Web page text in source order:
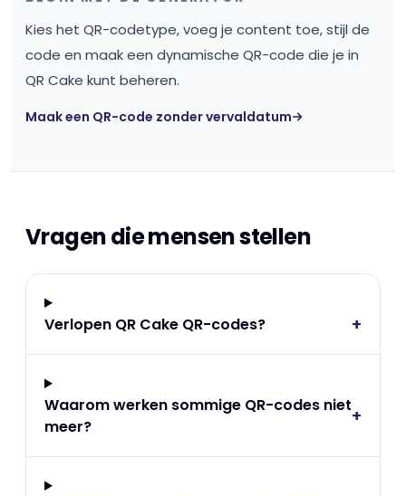
Kies het QR-codetype, voeg je content toe, stijl de
code en maak een dynamische QR-code die je in
QR Cake kunt beheren.
Maak een QR-code zonder vervaldatum
Vragen die mensen stellen
Verlopen QR Cake QR-codes? +
Waarom werken sommige QR-codes niet
meer?
+